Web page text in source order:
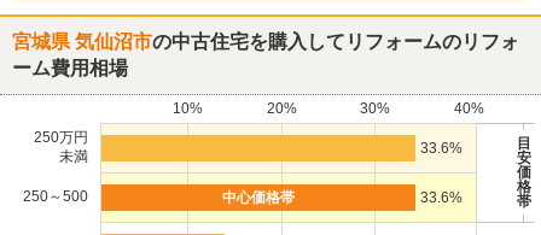
宮城県 気仙沼市の中古住宅を購入してリフォームのリフォ
ーム費用相場
10% 20% 30%
40%
250万円
未満
33.6%
目
安
価
格
帯
250～500 33.6%